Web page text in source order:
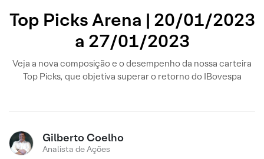
Top Picks Arena | 20/01/2023
a 27/01/2023
Veja a nova composição e o desempenho da nossa carteira
Top Picks, que objetiva superar o retorno do IBovespa
Gilberto Coelho
Analista de Ações